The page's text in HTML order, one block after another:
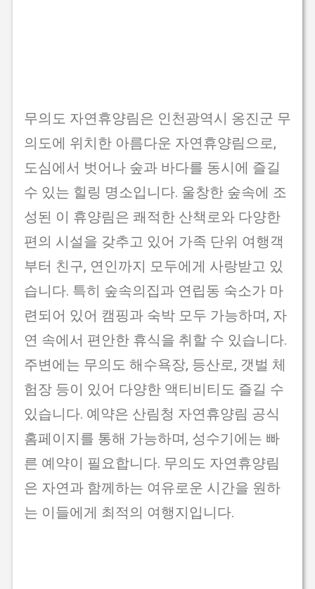
무의도 자연휴양림은 인천광역시 옹진군 무
의도에 위치한 아름다운 자연휴양림으로,
도심에서 벗어나 숲과 바다를 동시에 즐길
수 있는 힐링 명소입니다. 울창한 숲속에 조
성된 이 휴양림은 쾌적한 산책로와 다양한
편의 시설을 갖추고 있어 가족 단위 여행객
부터 친구, 연인까지 모두에게 사랑받고 있
습니다. 특히 숲속의집과 연립동 숙소가 마
련되어 있어 캠핑과 숙박 모두 가능하며, 자
연 속에서 편안한 휴식을 취할 수 있습니다.
주변에는 무의도 해수욕장, 등산로, 갯벌 체
험장 등이 있어 다양한 액티비티도 즐길 수
있습니다. 예약은 산림청 자연휴양림 공식
홈페이지를 통해 가능하며, 성수기에는 빠
른 예약이 필요합니다. 무의도 자연휴양림
은 자연과 함께하는 여유로운 시간을 원하
는 이들에게 최적의 여행지입니다.